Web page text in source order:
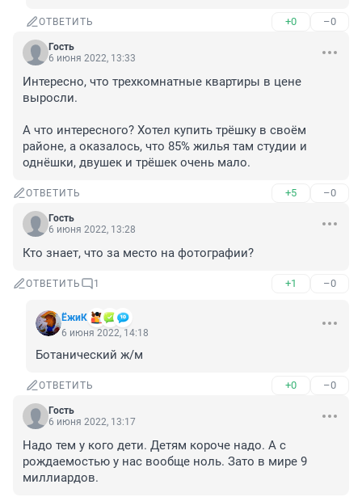
ОТВЕТИТЬ +0 –0
Гость
6 июня 2022, 13:33
Интересно, что трехкомнатные квартиры в цене
выросли.
А что интересного? Хотел купить трёшку в своём
районе, а оказалось, что 85% жилья там студии и
однёшки, двушек и трёшек очень мало.
ОТВЕТИТЬ +5 –0
Гость
6 июня 2022, 13:28
Кто знает, что за место на фотографии?
ОТВЕТИТЬ 1 +1 –0
ЁжиК
6 июня 2022, 14:18
Ботанический ж/м
ОТВЕТИТЬ +0 –0
Гость
6 июня 2022, 13:17
Надо тем у кого дети. Детям короче надо. А с
рождаемостью у нас вообще ноль. Зато в мире 9
миллиардов.